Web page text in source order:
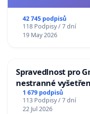
42 745 podpisů
118 Podpisy / 7 dní
19 May 2026
Spravedlnost pro
nestranné
1 679 podpisů
113 Podpisy / 7 dní
22 Jul 2026